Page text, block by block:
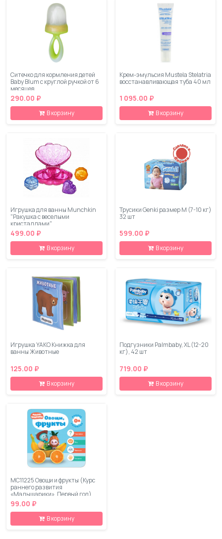
Ситечко для кормления детей
Baby Blum с круглой ручкой от 6
месяцев
290.00 ₽
В корзину
Крем-эмульсия Mustela Stelatria
восстанавливающая туба 40 мл
1 095.00 ₽
В корзину
Игрушка для ванны Munchkin
"Ракушка с веселыми
кристаллами"
499.00 ₽
В корзину
Трусики Genki размер M (7-10 кг)
32 шт
599.00 ₽
В корзину
Игрушка YAKO Книжка для
ванны Животные
125.00 ₽
В корзину
Подгузники Palmbaby, XL (12-20
кг), 42 шт
719.00 ₽
В корзину
МС11225 Овощи и фрукты (Курс
раннего развития
«Малышарики». Первый год)
99.00 ₽
В корзину